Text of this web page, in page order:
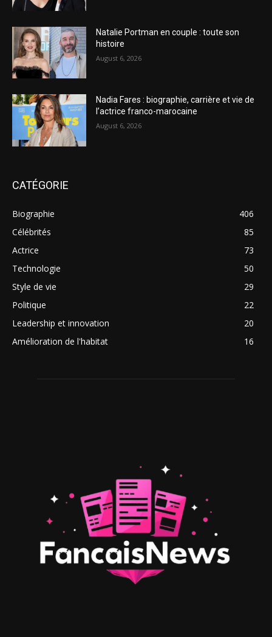
Natalie Portman en couple : toute son
histoire
August 6, 2026
Nadia Fares : biographie, carrière et vie de
l’actrice franco-marocaine
August 6, 2026
CATÉGORIE
Biographie
406
Célébrités
85
Actrice
73
Technologie
50
Style de vie
29
Politique
22
Leadership et innovation
20
Amélioration de l'habitat
16